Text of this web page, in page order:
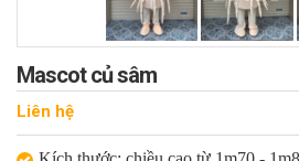
Mascot củ sâm
Liên hệ